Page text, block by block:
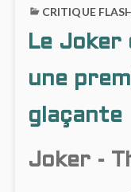
CRITIQUE
Le Joker
une
glaçante
Joker -